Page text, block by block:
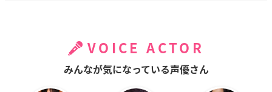
VOICE ACTOR
みんなが気になっている声優さん